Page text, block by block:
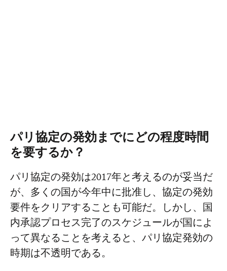
パリ協定の発効までにどの程度時間
を要するか？
パリ協定の発効は2017年と考えるのが妥当だ
が、多くの国が今年中に批准し、協定の発効
要件をクリアすることも可能だ。しかし、国
内承認プロセス完了のスケジュールが国によ
って異なることを考えると、パリ協定発効の
時期は不透明である。